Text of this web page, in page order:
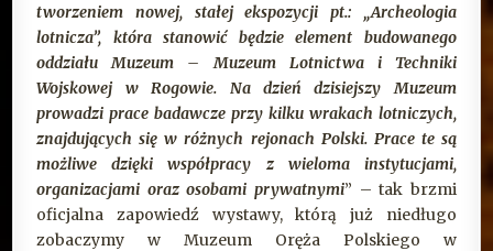
tworzeniem nowej, stałej ekspozycji pt.: „Archeologia
lotnicza”, która stanowić będzie element budowanego
oddziału Muzeum – Muzeum Lotnictwa i Techniki
Wojskowej w Rogowie. Na dzień dzisiejszy Muzeum
prowadzi prace badawcze przy kilku wrakach lotniczych,
znajdujących się w różnych rejonach Polski. Prace te są
możliwe dzięki współpracy z wieloma instytucjami,
organizacjami oraz osobami prywatnymi” – tak brzmi
oficjalna zapowiedź wystawy, którą już niedługo
zobaczymy w Muzeum Oręża Polskiego w